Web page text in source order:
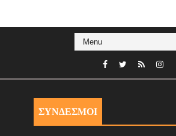
ΣΥΝΔΕΣΜΟΙ